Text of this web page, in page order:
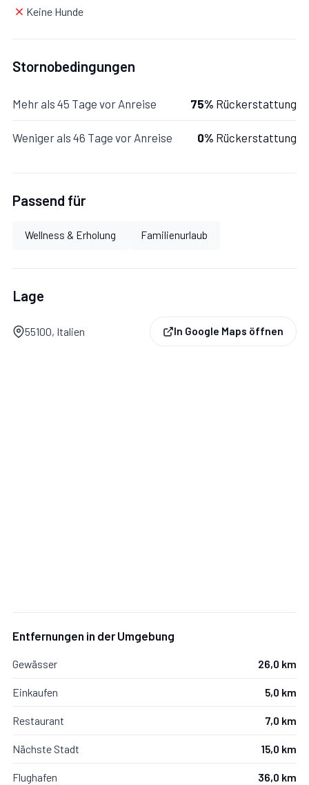
Schlafzimmer mit Bad 1:
Fön.
Schlafzimmer mit Bad 2:Doppelbett, WiFi Internet,
tragbarer Ventilator.
Zusätzliche Bereiche
Mit Veranda, Garten, Parkplatz.
Keine Hunde
Stornobedingungen
Mehr als 45 Tage vor Anreise 75% Rückerstattung
Weniger als 46 Tage vor Anreise 0% Rückerstattung
Passend für
Wellness & Erholung Familienurlaub
Lage
55100, Italien In Google Maps öffnen
Entfernungen in der Umgebung
Gewässer 26,0 km
Einkaufen 5,0 km
Restaurant 7,0 km
Nächste Stadt 15,0 km
Flughafen 36,0 km